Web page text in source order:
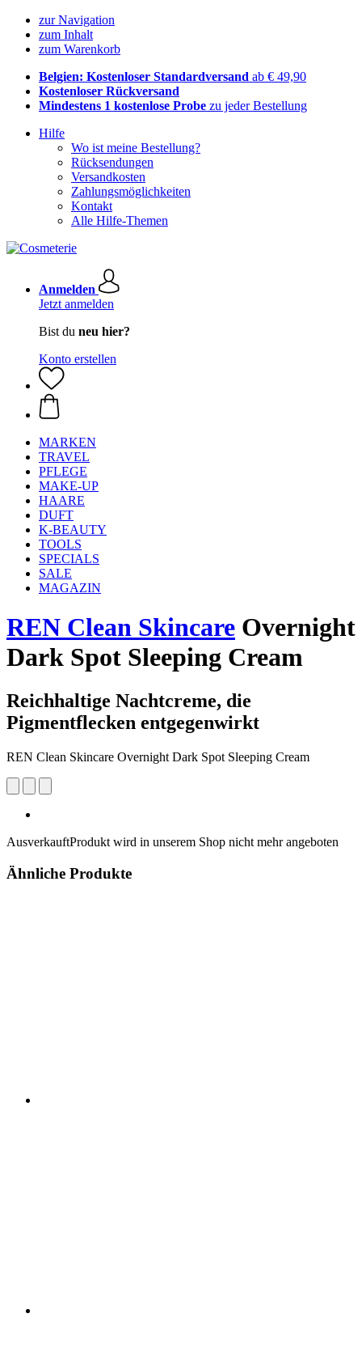
zur Navigation
zum Inhalt
zum Warenkorb
Belgien: Kostenloser Standardversand ab € 49,90
Kostenloser Rückversand
Mindestens 1 kostenlose Probe zu jeder Bestellung
Hilfe
Wo ist meine Bestellung?
Rücksendungen
Versandkosten
Zahlungsmöglichkeiten
Kontakt
Alle Hilfe-Themen
Anmelden
Jetzt anmelden
Bist du neu hier?
Konto erstellen
MARKEN
TRAVEL
PFLEGE
MAKE-UP
HAARE
DUFT
K-BEAUTY
TOOLS
SPECIALS
SALE
MAGAZIN
REN Clean Skincare Overnight
Dark Spot Sleeping Cream
Reichhaltige Nachtcreme, die
Pigmentflecken entgegenwirkt
REN Clean Skincare Overnight Dark Spot Sleeping Cream
AusverkauftProdukt wird in unserem Shop nicht mehr angeboten
Ähnliche Produkte